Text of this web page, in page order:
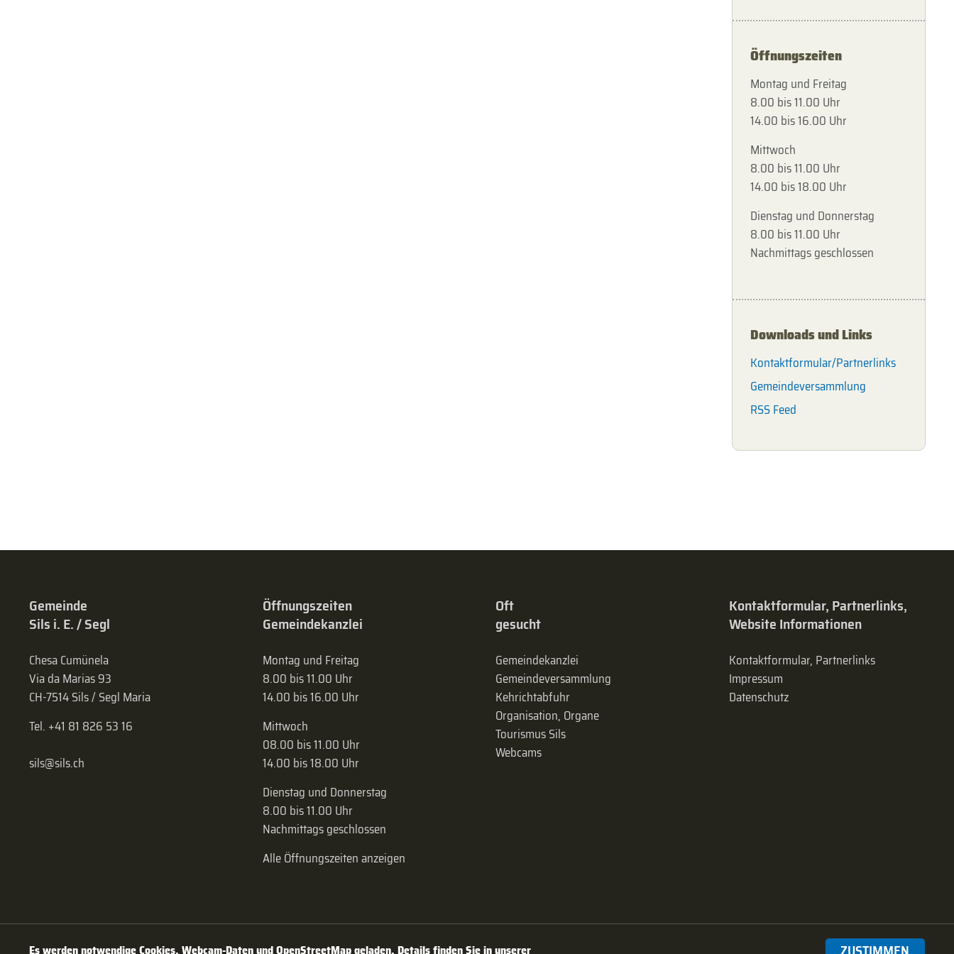
Öffnungszeiten
Montag und Freitag
8.00 bis 11.00 Uhr
14.00 bis 16.00 Uhr
Mittwoch
8.00 bis 11.00 Uhr
14.00 bis 18.00 Uhr
Dienstag und Donnerstag
8.00 bis 11.00 Uhr
Nachmittags geschlossen
Downloads und Links
Kontaktformular/Partnerlinks
Gemeindeversammlung
RSS Feed
Gemeinde
Sils i. E. / Segl
Chesa Cumünela
Via da Marias 93
CH-7514 Sils / Segl Maria
Tel. +41 81 826 53 16
sils@sils.ch
Öffnungszeiten
Gemeindekanzlei
Montag und Freitag
8.00 bis 11.00 Uhr
14.00 bis 16.00 Uhr
Mittwoch
08.00 bis 11.00 Uhr
14.00 bis 18.00 Uhr
Dienstag und Donnerstag
8.00 bis 11.00 Uhr
Nachmittags geschlossen
Alle Öffnungszeiten anzeigen
Oft
gesucht
Gemeindekanzlei
Gemeinde­versammlung
Kehrichtabfuhr
Organisation, Organe
Tourismus Sils
Webcams
Kontaktformular, Partnerlinks,
Website Informationen
Kontaktformular, Partnerlinks
Impressum
Datenschutz
Es werden notwendige Cookies, Webcam-Daten und OpenStreetMap geladen. Details finden Sie in unserer